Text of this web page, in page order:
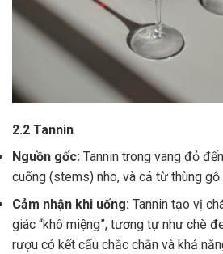
2.2 Tannin
Nguồn gốc: Tannin trong vang đỏ
cuống (stems) nho, và cả từ thùng
Cảm nhận khi uống: Tannin tạo vị
giác “khô miệng”, tương tự như chè
rượu có kết cấu chắc chắn và khả